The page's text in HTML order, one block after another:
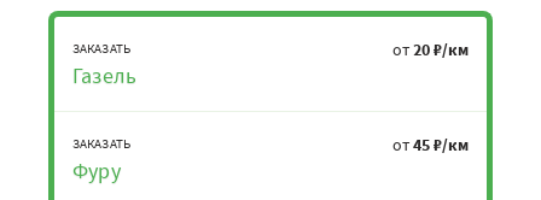
ЗАКАЗАТЬ
Газель
от20 ₽/км
ЗАКАЗАТЬ
Фуру
от45 ₽/км